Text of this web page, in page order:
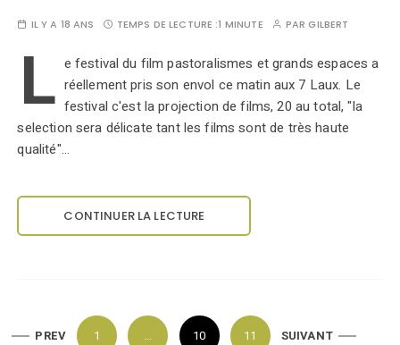
IL Y A 18 ANS TEMPS DE LECTURE :1 MINUTE PARGILBERT
L e festival du film pastoralismes et grands espaces a
réellement pris son envol ce matin aux 7 Laux. Le
festival c'est la projection de films, 20 au total, "la
selection sera délicate tant les films sont de très haute
qualité"…
CONTINUER LA LECTURE
PREV 1 … 10 11 SUIVANT